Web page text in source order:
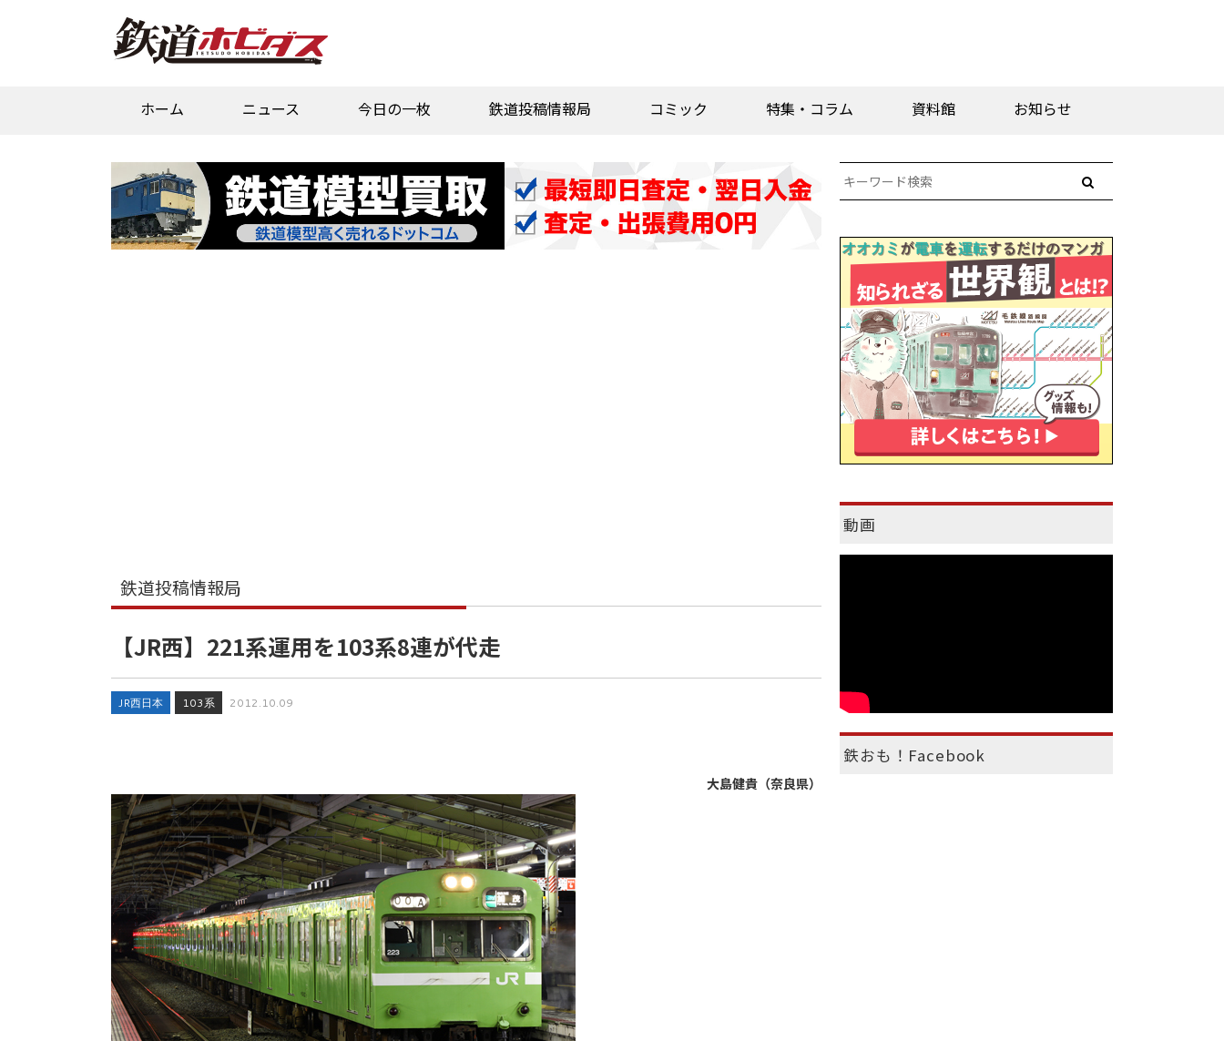
ホーム ニュース 今日の一枚 鉄道投稿情報局 コミック 特集・コラム 資料館 お知らせ
鉄道投稿情報局
【JR西】221系運用を103系8連が代走
JR西日本 103系 2012.10.09
大島健貴（奈良県）
動画
鉄おも！Facebook